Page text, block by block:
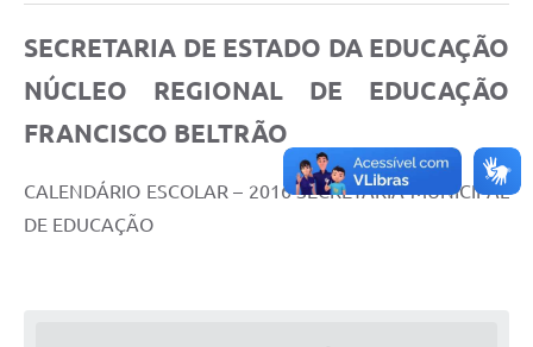
SECRETARIA DE ESTADO DA EDUCAÇÃO
NÚCLEO REGIONAL DE EDUCAÇÃO
FRANCISCO BELTRÃO
CALENDÁRIO ESCOLAR – 2016 SECRETARIA MUNICIPAL
DE EDUCAÇÃO